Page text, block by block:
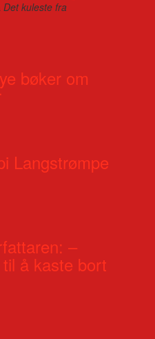
Det kuleste fra
bøker om
Langstrømpe
–
å kaste bort